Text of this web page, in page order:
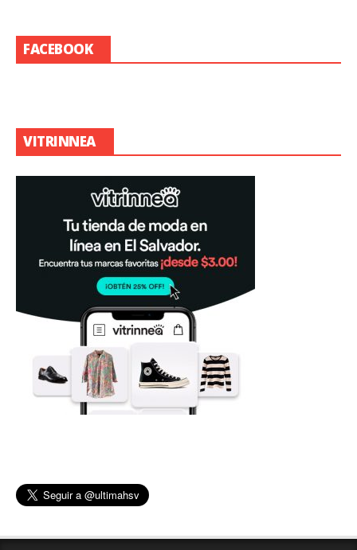
FACEBOOK
VITRINNEA